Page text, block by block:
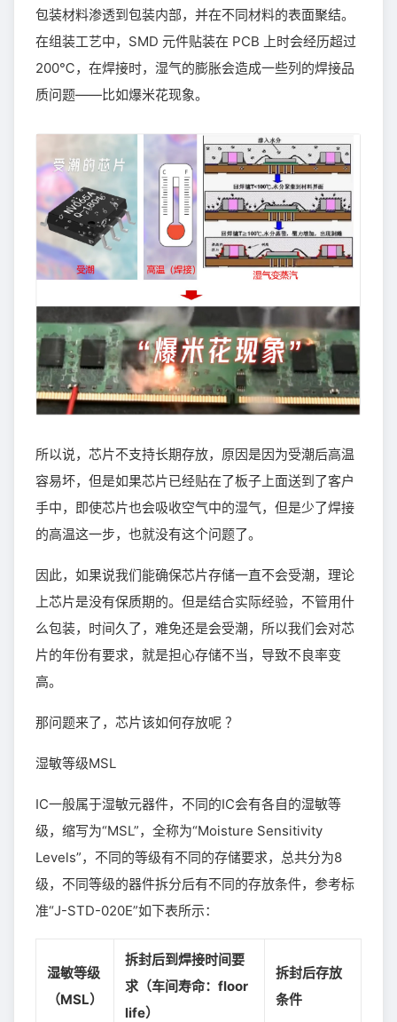
包装材料渗透到包装内部，并在不同材料的表面聚结。
在组装工艺中，SMD 元件贴装在 PCB 上时会经历超过
200℃，在焊接时，湿气的膨胀会造成一些列的焊接品
质问题——比如爆米花现象。
所以说，芯片不支持长期存放，原因是因为受潮后高温
容易坏，但是如果芯片已经贴在了板子上面送到了客户
手中，即使芯片也会吸收空气中的湿气，但是少了焊接
的高温这一步，也就没有这个问题了。
因此，如果说我们能确保芯片存储一直不会受潮，理论
上芯片是没有保质期的。但是结合实际经验，不管用什
么包装，时间久了，难免还是会受潮，所以我们会对芯
片的年份有要求，就是担心存储不当，导致不良率变
高。
那问题来了，芯片该如何存放呢 ？
湿敏等级MSL
IC一般属于湿敏元器件，不同的IC会有各自的湿敏等
级，缩写为“MSL”，全称为“Moisture Sensitivity
Levels”，不同的等级有不同的存储要求，总共分为8
级，不同等级的器件拆分后有不同的存放条件，参考标
准“J-STD-020E”如下表所示：
湿敏等级
（MSL）
拆封后到焊接时间要
求（车间寿命：floor
life）
拆封后存放
条件